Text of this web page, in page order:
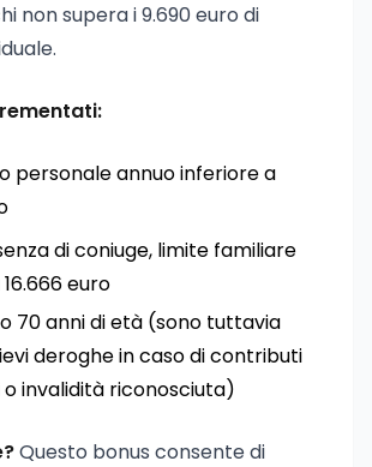
non supera i 9.690 euro di
personale annuo inferiore a
di coniuge, limite familiare
euro
70 anni di età (sono tuttavia
deroghe in caso di contributi
o invalidità riconosciuta)
Questo bonus consente di